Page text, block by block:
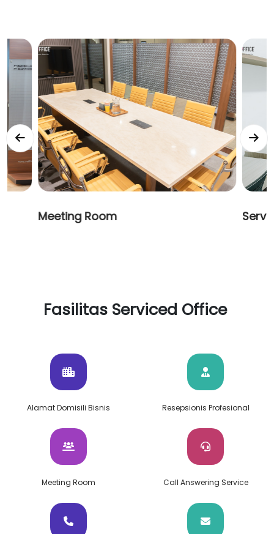
Meeting Room
Fasilitas Serviced Office
Alamat Domisili Bisnis Resepsionis Profesional
Meeting Room Call Answering Service